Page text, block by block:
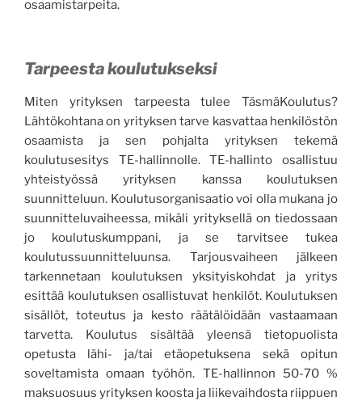
osaamistarpeita.
Tarpeesta koulutukseksi
Miten yrityksen tarpeesta tulee TäsmäKoulutus?
Lähtökohtana on yrityksen tarve kasvattaa henkilöstön
osaamista ja sen pohjalta yrityksen tekemä
koulutusesitys TE-hallinnolle. TE-hallinto osallistuu
yhteistyössä yrityksen kanssa koulutuksen
suunnitteluun. Koulutusorganisaatio voi olla mukana jo
suunnitteluvaiheessa, mikäli yrityksellä on tiedossaan
jo koulutuskumppani, ja se tarvitsee tukea
koulutussuunnitteluunsa. Tarjousvaiheen jälkeen
tarkennetaan koulutuksen yksityiskohdat ja yritys
esittää koulutuksen osallistuvat henkilöt. Koulutuksen
sisällöt, toteutus ja kesto räätälöidään vastaamaan
tarvetta. Koulutus sisältää yleensä tietopuolista
opetusta lähi- ja/tai etäopetuksena sekä opitun
soveltamista omaan työhön. TE-hallinnon 50-70 %
maksuosuus yrityksen koosta ja liikevaihdosta riippuen